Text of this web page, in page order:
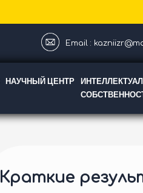
Email :
НАУЧНЫЙ ЦЕНТР
Краткие